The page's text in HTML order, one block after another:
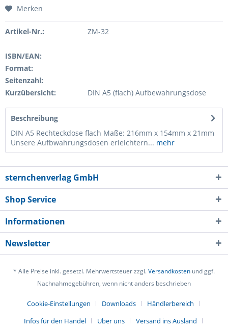
Merken
Artikel-Nr.: ZM-32
ISBN/EAN:
Format:
Seitenzahl:
Kurzübersicht:
DIN A5 (flach) Aufbewahrungsdose
Beschreibung
DIN A5 Rechteckdose flach Maße: 216mm x 154mm x 21mm
Unsere Aufbwahrungsdosen erleichtern... mehr
sternchenverlag GmbH
Shop Service
Informationen
Newsletter
* Alle Preise inkl. gesetzl. Mehrwertsteuer zzgl.Versandkosten und ggf.
Nachnahmegebühren, wenn nicht anders beschrieben
Cookie-Einstellungen Downloads
Händlerbereich
Infos für den Handel
Über uns Versand ins Ausland